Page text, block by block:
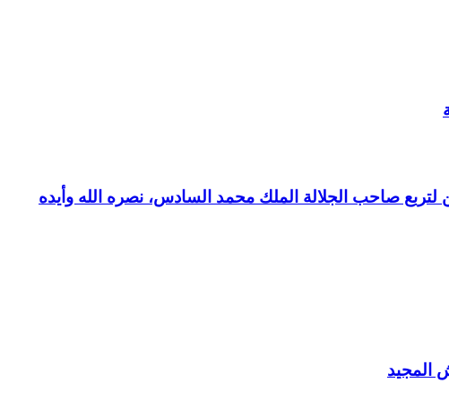
لتربع صاحب الجلالة الملك محمد السادس، نصره الله وأيده
المجيد